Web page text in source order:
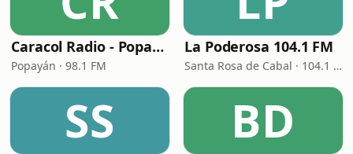
Caracol Radio - Popayán
Popayán · 98.1 FM
La Poderosa 104.1 FM
Santa Rosa de Cabal · 104.1 FM
SS BD